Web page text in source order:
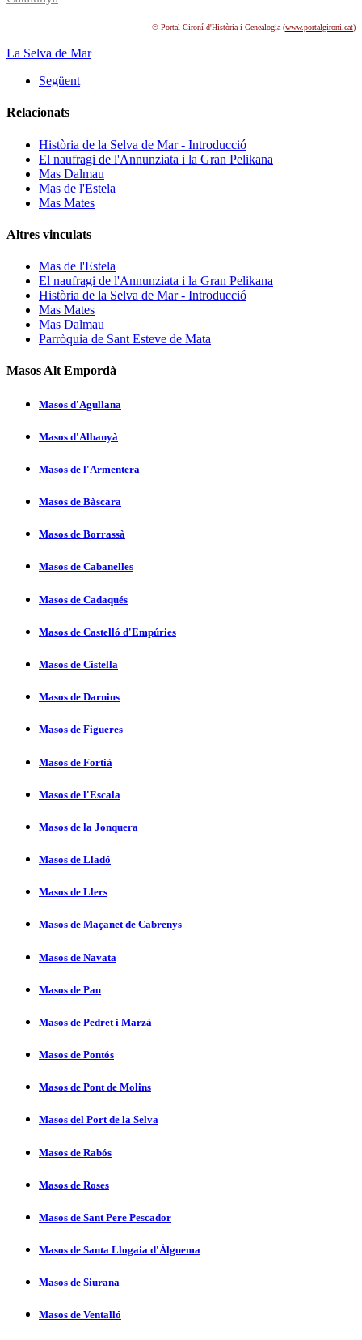
© Portal Gironí d'Història i Genealogia (www.portalgironi.cat)
La Selva de Mar
Següent
Relacionats
Història de la Selva de Mar - Introducció
El naufragi de l'Annunziata i la Gran Pelikana
Mas Dalmau
Mas de l'Estela
Mas Mates
Altres vinculats
Mas de l'Estela
El naufragi de l'Annunziata i la Gran Pelikana
Història de la Selva de Mar - Introducció
Mas Mates
Mas Dalmau
Parròquia de Sant Esteve de Mata
Masos Alt Empordà
Masos d'Agullana
Masos d'Albanyà
Masos de l'Armentera
Masos de Bàscara
Masos de Borrassà
Masos de Cabanelles
Masos de Cadaqués
Masos de Castelló d'Empúries
Masos de Cistella
Masos de Darnius
Masos de Figueres
Masos de Fortià
Masos de l'Escala
Masos de la Jonquera
Masos de Lladó
Masos de Llers
Masos de Maçanet de Cabrenys
Masos de Navata
Masos de Pau
Masos de Pedret i Marzà
Masos de Pontós
Masos de Pont de Molins
Masos del Port de la Selva
Masos de Rabós
Masos de Roses
Masos de Sant Pere Pescador
Masos de Santa Llogaia d'Àlguema
Masos de Siurana
Masos de Ventalló